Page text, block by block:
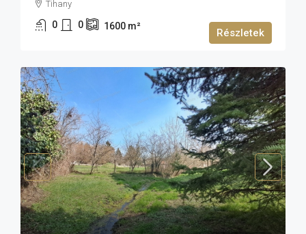
Tihany
0 0 1600 m²
Részletek